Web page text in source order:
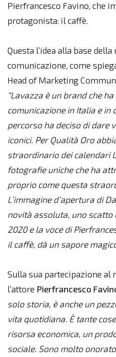
Pierfrancesco Favino, che
protagonista: il caffè.
Questa l’idea alla base
comunicazione, come
Head of Marketing
“Lavazza è un brand che
comunicazione in Italia e in
percorso ha deciso di dare
iconici. Per Qualità Oro
straordinario dei calendari
fotografie uniche che ha
proprio come questa
L’immagine d’apertura di
novità assoluta, uno scatto
2020 e la voce di
il caffè, dà un sapore
Sulla sua partecipazione al
l’attore Pierfrancesco
solo storia, è anche un
vita quotidiana. È tante
risorsa economica, un
sociale. Sono molto